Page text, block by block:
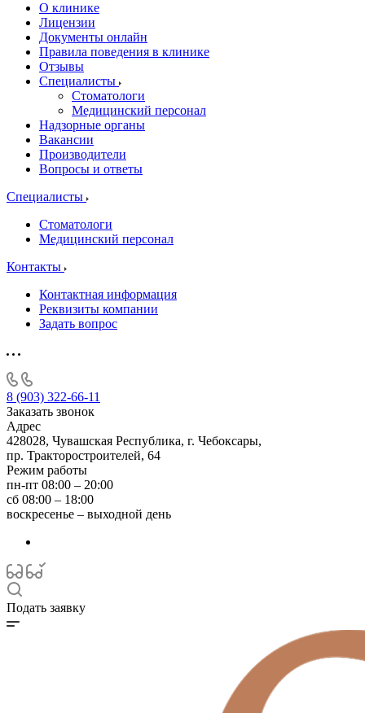
О клинике
Лицензии
Документы онлайн
Правила поведения в клинике
Отзывы
Специалисты
Стоматологи
Медицинский персонал
Надзорные органы
Вакансии
Производители
Вопросы и ответы
Специалисты
Стоматологи
Медицинский персонал
Контакты
Контактная информация
Реквизиты компании
Задать вопрос
8 (903) 322-66-11
Заказать звонок
Адрес
428028, Чувашская Республика, г. Чебоксары,
пр. Тракторостроителей, 64
Режим работы
пн-пт 08:00 – 20:00
сб 08:00 – 18:00
воскресенье – выходной день
Подать заявку